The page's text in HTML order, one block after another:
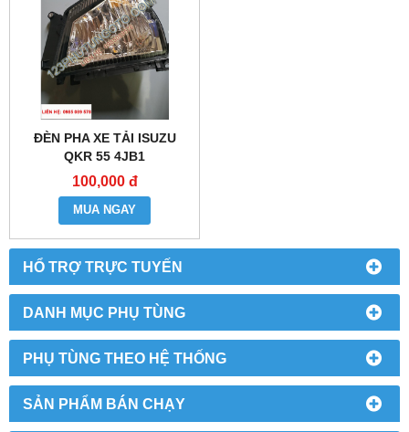
HỔ TRỢ TRỰC TUYẾN
DANH MỤC PHỤ TÙNG
PHỤ TÙNG THEO HỆ THỐNG
SẢN PHẨM BÁN CHẠY
ĐÈN PHA XE TẢI ISUZU
QKR 55 4JB1
100,000 đ
MUA NGAY